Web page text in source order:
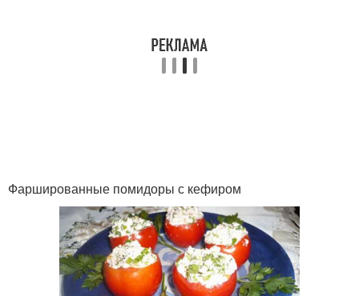
Фаршированные помидоры с кефиром